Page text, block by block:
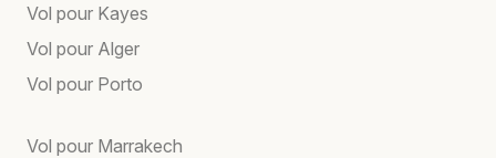
Vol pour Kayes
Vol pour Alger
Vol pour Porto
Vol pour Marrakech